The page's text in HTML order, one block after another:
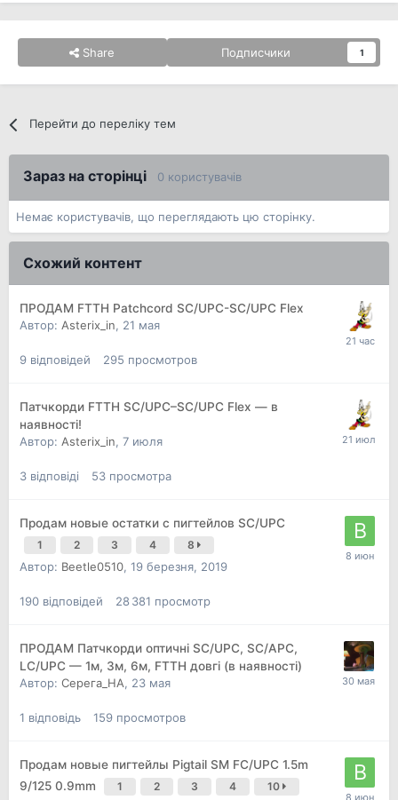
Share Подписчики 1
Перейти до переліку тем
Зараз на сторінці 0 користувачів
Немає користувачів, що переглядають цю сторінку.
Схожий контент
ПРОДАМ FTTH Patchcord SC/UPC-SC/UPC Flex
Автор: Asterix_in, 21 мая
9 відповідей 295 просмотров
Патчкорди FTTH SC/UPC–SC/UPC Flex — в
наявності!
Автор: Asterix_in, 7 июля
3 відповіді 53 просмотра
Продам новые остатки с пигтейлов SC/UPC
1 2 3 4 8
Автор: Beetle0510, 19 березня, 2019
190 відповідей 28 381 просмотр
ПРОДАМ Патчкорди оптичні SC/UPC, SC/APC,
LC/UPC — 1м, 3м, 6м, FTTH довгі (в наявності)
Автор: Серега_НА, 23 мая
1 відповідь 159 просмотров
Продам новые пигтейлы Pigtail SM FC/UPC 1.5m
9/125 0.9mm
1 2 3 4 10